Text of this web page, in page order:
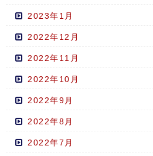
2023年1月
2022年12月
2022年11月
2022年10月
2022年9月
2022年8月
2022年7月